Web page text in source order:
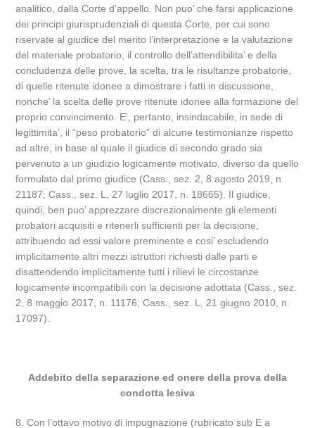
analitico, dalla Corte d’appello. Non puo’ che farsi applicazione
dei principi giurisprudenziali di questa Corte, per cui sono
riservate al giudice del merito l’interpretazione e la valutazione
del materiale probatorio, il controllo dell’attendibilita’ e della
concludenza delle prove, la scelta, tra le risultanze probatorie,
di quelle ritenute idonee a dimostrare i fatti in discussione,
nonche’ la scelta delle prove ritenute idonee alla formazione del
proprio convincimento. E’, pertanto, insindacabile, in sede di
legittimita’, il “peso probatorio” di alcune testimonianze rispetto
ad altre, in base al quale il giudice di secondo grado sia
pervenuto a un giudizio logicamente motivato, diverso da quello
formulato dal primo giudice (Cass., sez. 2, 8 agosto 2019, n.
21187; Cass., sez. L, 27 luglio 2017, n. 18665). Il giudice,
quindi, ben puo’ apprezzare discrezionalmente gli elementi
probatori acquisiti e ritenerli sufficienti per la decisione,
attribuendo ad essi valore preminente e cosi’ escludendo
implicitamente altri mezzi istruttori richiesti dalle parti e
disattendendo implicitamente tutti i rilievi le circostanze
logicamente incompatibili con la decisione adottata (Cass., sez.
2, 8 maggio 2017, n. 11176; Cass., sez. L, 21 giugno 2010, n.
17097).
Addebito della separazione ed onere della prova della
condotta lesiva
8. Con l’ottavo motivo di impugnazione (rubricato sub E a